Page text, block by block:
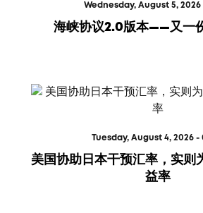
Wednesday, August 5, 2026
海峡协议2.0版本——又一
Tuesday, August 4, 2026 -
美国协助日本干预汇率，实则
益率